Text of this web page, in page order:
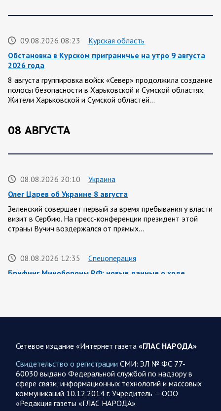
09.08.2026 08:23
Курская область
Обстановка в Курском приграничье на утро 9 августа
2026 года
8 августа группировка войск «Север» продолжила создание
полосы безопасности в Харьковской и Сумской областях.
Жители Харьковской и Сумской областей…
08 АВГУСТА
08.08.2026 20:10
Украина
Олег Царев об Украине 8 августа
Зеленский совершает первый за время пребывания у власти
визит в Сербию. На пресс-конференции президент этой
страны Вучич воздержался от прямых…
08.08.2026 12:35
Спецоперация
Брифинг Минобороны РФ: новые данные о ходе
представители группировок «Север», «Запад», «Центр»,
Сводка военных действий от Минобороны РФ 8
августа. Коротко
Группировка войск «Север» взяла под контроль населенный
пункт Ивановка в Харьковской области. Российские
Сетевое издание «Интернет газета «ГЛАС НАРОДА»
Свидетельство о регистрации СМИ: ЭЛ № ФС 77-
60030 выдано Федеральной службой по надзору в
сфере связи, информационных технологий и массовых
коммуникаций 10.12.2014 г. Учредитель — ООО
«Редакция газеты «ГЛАС НАРОДА»